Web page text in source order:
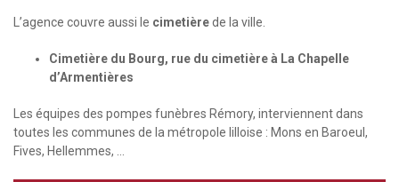
L’agence couvre aussi le cimetièrede la ville.
Cimetière du Bourg, rue du cimetière à La Chapelle
d’Armentières
Les équipes des pompes funèbres Rémory, interviennent dans
toutes les communes de la métropole lilloise : Mons en Baroeul,
Fives, Hellemmes, …